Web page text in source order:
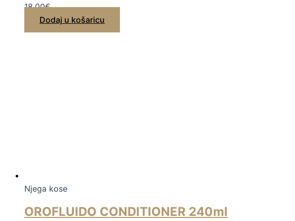
18,00€
Dodaj u košaricu
Njega kose
OROFLUIDO CONDITIONER 240ml